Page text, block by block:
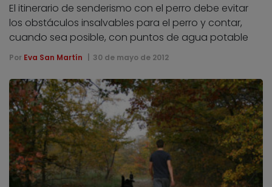
El itinerario de senderismo con el perro debe evitar
los obstáculos insalvables para el perro y contar,
cuando sea posible, con puntos de agua potable
Por Eva San Martín 30 de mayo de 2012